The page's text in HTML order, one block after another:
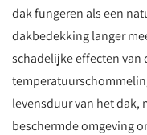
dak fungeren als een
dakbedekking langer
schadelijke effecten van
levensduur van het dak,
beschermde omgeving